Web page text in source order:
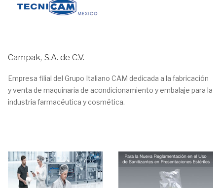
Campak, S.A. de C.V.
Empresa filial del Grupo Italiano CAM dedicada a la fabricación
y venta de maquinaria de acondicionamiento y embalaje para la
industria farmacéutica y cosmética.